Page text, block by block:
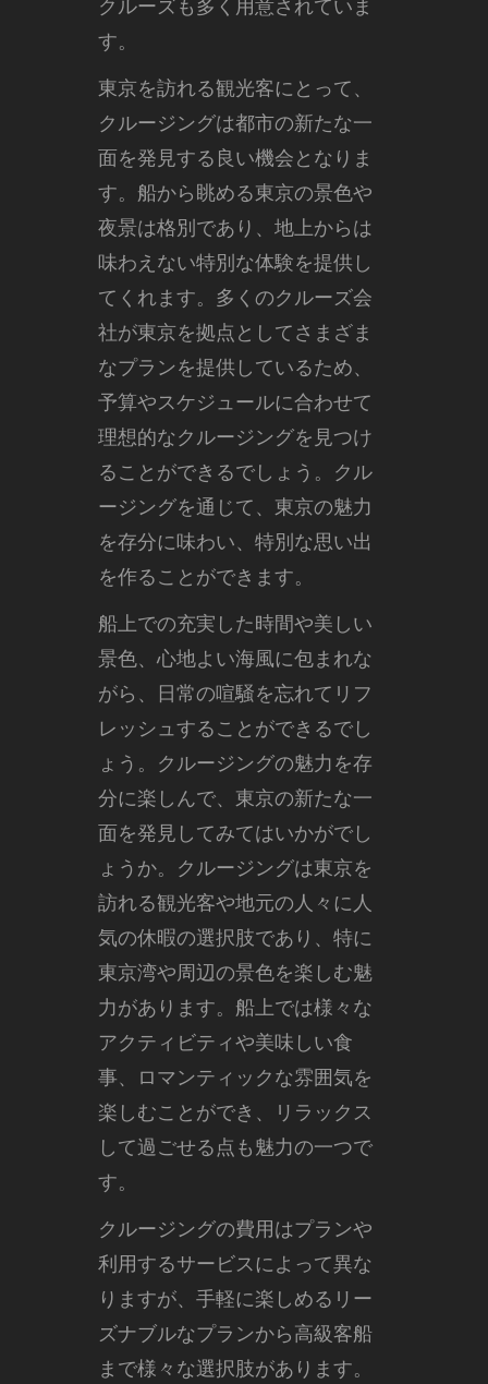
クルーズも多く用意されていま
す。
東京を訪れる観光客にとって、
クルージングは都市の新たな一
面を発見する良い機会となりま
す。船から眺める東京の景色や
夜景は格別であり、地上からは
味わえない特別な体験を提供し
てくれます。多くのクルーズ会
社が東京を拠点としてさまざま
なプランを提供しているため、
予算やスケジュールに合わせて
理想的なクルージングを見つけ
ることができるでしょう。クル
ージングを通じて、東京の魅力
を存分に味わい、特別な思い出
を作ることができます。
船上での充実した時間や美しい
景色、心地よい海風に包まれな
がら、日常の喧騒を忘れてリフ
レッシュすることができるでし
ょう。クルージングの魅力を存
分に楽しんで、東京の新たな一
面を発見してみてはいかがでし
ょうか。クルージングは東京を
訪れる観光客や地元の人々に人
気の休暇の選択肢であり、特に
東京湾や周辺の景色を楽しむ魅
力があります。船上では様々な
アクティビティや美味しい食
事、ロマンティックな雰囲気を
楽しむことができ、リラックス
して過ごせる点も魅力の一つで
す。
クルージングの費用はプランや
利用するサービスによって異な
りますが、手軽に楽しめるリー
ズナブルなプランから高級客船
まで様々な選択肢があります。